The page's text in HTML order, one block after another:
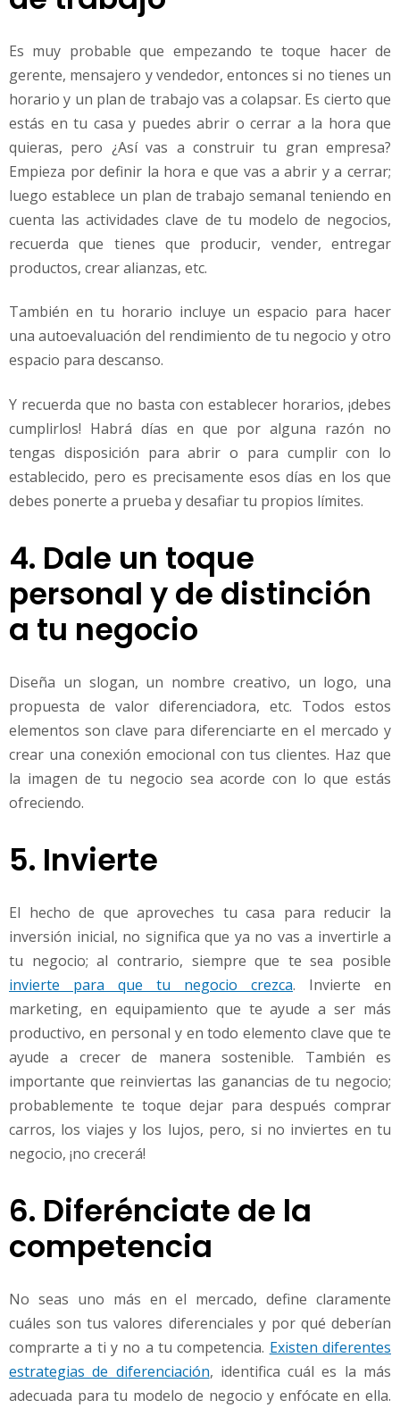
Es muy probable que empezando te toque hacer de
gerente, mensajero y vendedor, entonces si no tienes un
horario y un plan de trabajo vas a colapsar. Es cierto que
estás en tu casa y puedes abrir o cerrar a la hora que
quieras, pero ¿Así vas a construir tu gran empresa?
Empieza por definir la hora e que vas a abrir y a cerrar;
luego establece un plan de trabajo semanal teniendo en
cuenta las actividades clave de tu modelo de negocios,
recuerda que tienes que producir, vender, entregar
productos, crear alianzas, etc.
También en tu horario incluye un espacio para hacer
una autoevaluación del rendimiento de tu negocio y otro
espacio para descanso.
Y recuerda que no basta con establecer horarios, ¡debes
cumplirlos! Habrá días en que por alguna razón no
tengas disposición para abrir o para cumplir con lo
establecido, pero es precisamente esos días en los que
debes ponerte a prueba y desafiar tu propios límites.
4. Dale un toque
personal y de distinción
a tu negocio
Diseña un slogan, un nombre creativo, un logo, una
propuesta de valor diferenciadora, etc. Todos estos
elementos son clave para diferenciarte en el mercado y
crear una conexión emocional con tus clientes. Haz que
la imagen de tu negocio sea acorde con lo que estás
ofreciendo.
5. Invierte
El hecho de que aproveches tu casa para reducir la
inversión inicial, no significa que ya no vas a invertirle a
tu negocio; al contrario, siempre que te sea posible
invierte para que tu negocio crezca. Invierte en
marketing, en equipamiento que te ayude a ser más
productivo, en personal y en todo elemento clave que te
ayude a crecer de manera sostenible. También es
importante que reinviertas las ganancias de tu negocio;
probablemente te toque dejar para después comprar
carros, los viajes y los lujos, pero, si no inviertes en tu
negocio, ¡no crecerá!
6. Diferénciate de la
competencia
No seas uno más en el mercado, define claramente
cuáles son tus valores diferenciales y por qué deberían
comprarte a ti y no a tu competencia. Existen diferentes
estrategias de diferenciación, identifica cuál es la más
adecuada para tu modelo de negocio y enfócate en ella.